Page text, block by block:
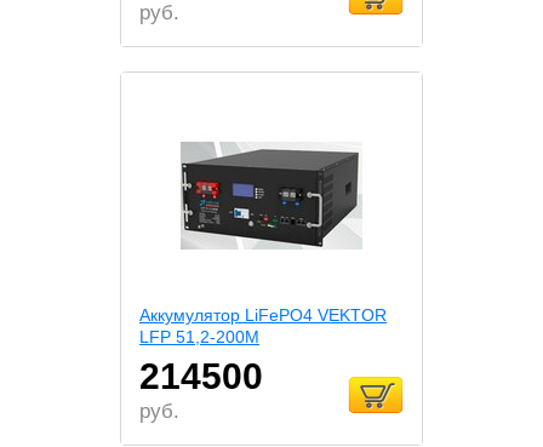
руб.
Аккумулятор LiFePO4 VEKTOR
LFP 51,2-200M
214500
руб.